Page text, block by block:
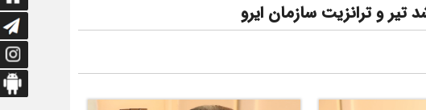
و ترانزیت سازمان ایرو